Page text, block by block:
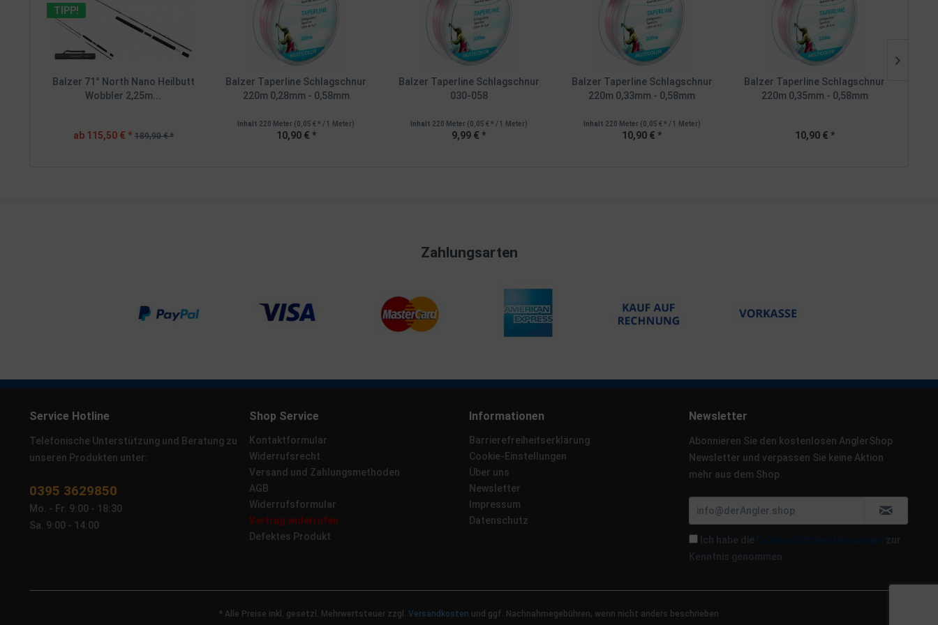
TIPP!
Balzer 71° North Nano Heilbutt
Wobbler 2,25m...
ab 115,50 € * 189,90 € *
Balzer Taperline Schlagschnur
220m 0,28mm - 0,58mm
Inhalt 220 Meter (0,05 € * / 1 Meter)
10,90 € *
Balzer Taperline Schlagschnur
030-058
Inhalt 220 Meter (0,05 € * / 1 Meter)
9,99 € *
Balzer Taperline Schlagschnur
220m 0,33mm - 0,58mm
Inhalt 220 Meter (0,05 € * / 1 Meter)
10,90 € *
Balzer Taperline Schlagschnur
220m 0,35mm - 0,58mm
10,90 € *
Zahlungsarten
Service Hotline
Telefonische Unterstützung und Beratung zu
unseren Produkten unter:
0395 3629850
Mo. - Fr. 9:00 - 18:30
Sa. 9:00 - 14:00
Shop Service
Kontaktformular
Widerrufsrecht
Versand und Zahlungsmethoden
AGB
Widerrufsformular
Vertrag widerrufen
Defektes Produkt
Informationen
Barrierefreiheitserklärung
Cookie-Einstellungen
Über uns
Newsletter
Impressum
Datenschutz
Newsletter
Abonnieren Sie den kostenlosen AnglerShop
Newsletter und verpassen Sie keine Aktion
mehr aus dem Shop.
Ich habe die Datenschutzbestimmungen zur
Kenntnis genommen.
* Alle Preise inkl. gesetzl. Mehrwertsteuer zzgl. Versandkosten und ggf. Nachnahmegebühren, wenn nicht anders beschrieben